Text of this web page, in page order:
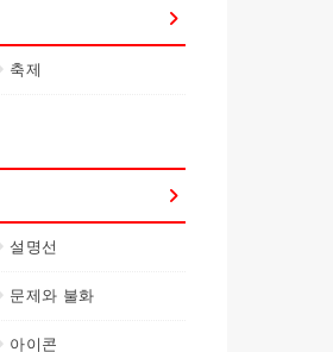
축제
설명선
문제와 불화
아이콘